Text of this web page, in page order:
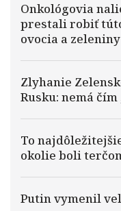
Onkológovia
prestali robiť
ovocia a zeleniny
Zlyhanie
Rusku: nemá
To
okolie boli
Putin vymenil